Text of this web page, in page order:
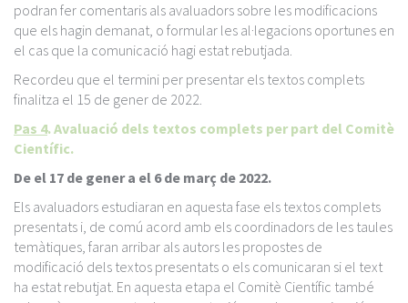
podran fer comentaris als avaluadors sobre les modificacions
que els hagin demanat, o formular les al·legacions oportunes en
el cas que la comunicació hagi estat rebutjada.
Recordeu que el termini per presentar els textos complets
finalitza el 15 de gener de 2022.
Pas 4. Avaluació dels textos complets per part del Comitè
Científic.
De el 17 de gener a el 6 de març de 2022.
Els avaluadors estudiaran en aquesta fase els textos complets
presentats i, de comú acord amb els coordinadors de les taules
temàtiques, faran arribar als autors les propostes de
modificació dels textos presentats o els comunicaran si el text
ha estat rebutjat. En aquesta etapa el Comitè Científic també